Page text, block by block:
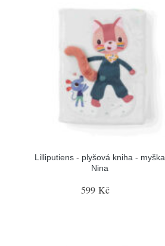
Lilliputiens - plyšová kniha - myška
Nina
599 Kč